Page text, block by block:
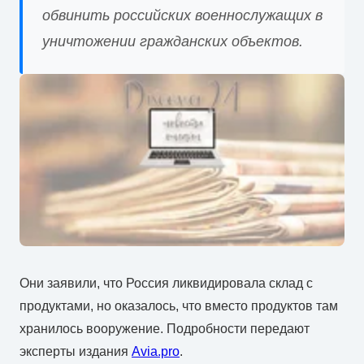
обвинить российских военнослужащих в
уничтожении гражданских объектов.
Они заявили, что Россия ликвидировала склад с
продуктами, но оказалось, что вместо продуктов там
хранилось вооружение. Подробности передают
эксперты издания Avia.pro.